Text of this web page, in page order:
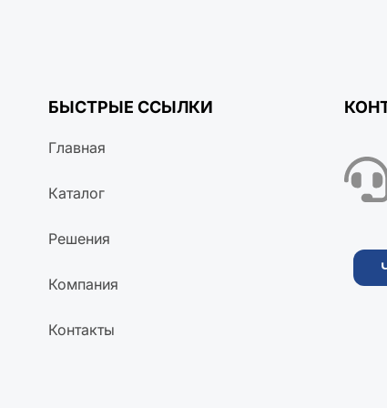
БЫСТРЫЕ ССЫЛКИ
Главная
Каталог
Решения
Компания
Контакты